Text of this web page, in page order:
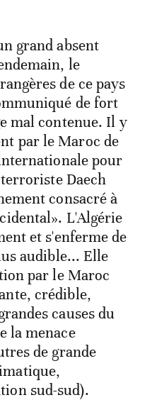
grand absent
le
de ce pays
de fort
mal contenue. Il y
par le Maroc de
pour
Daech
consacré à
L'Algérie
et s'enferme de
audible... Elle
par le Maroc
crédible,
causes du
la menace
de grande
sud-sud).